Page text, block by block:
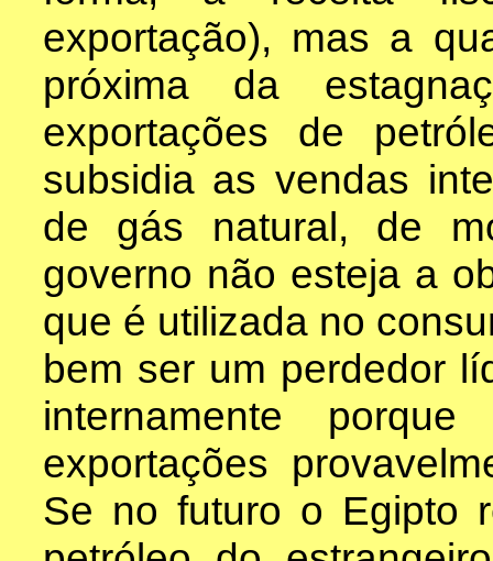
exportação), mas a
próxima da
exportações de
subsidia as vendas
de gás natural, de
governo não esteja a
que é utilizada no
bem ser um perdedor
internamente
exportações
Se no futuro o Egipto